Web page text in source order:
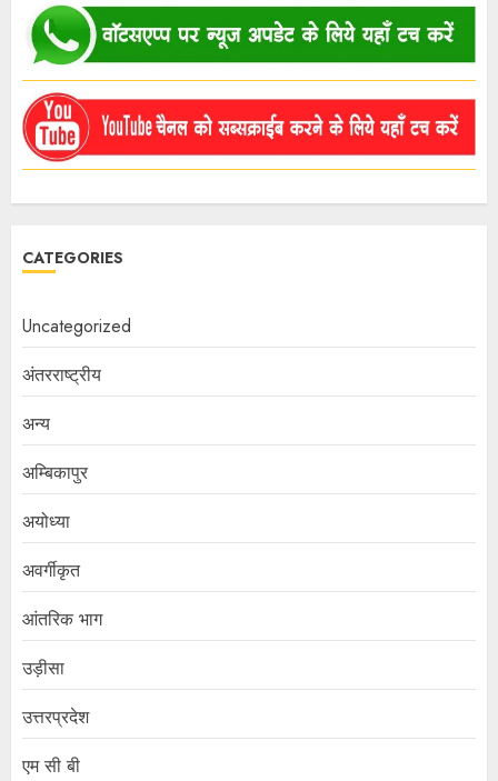
CATEGORIES
Uncategorized
अंतरराष्ट्रीय
अन्य
अम्बिकापुर
अयोध्या
अवर्गीकृत
आंतरिक भाग
उड़ीसा
उत्तरप्रदेश
एम सी बी